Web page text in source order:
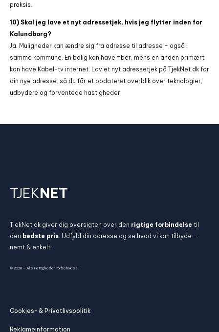
praksis.
10) Skal jeg lave et nyt adressetjek, hvis jeg flytter inden for
Kalundborg?
Ja. Muligheder kan ændre sig fra adresse til adresse – også i
samme kommune. En bolig kan have fiber, mens en anden primært
kan have Kabel-tv internet. Lav et nyt adressetjek på TjekNet.dk for
din nye adresse, så du får et opdateret overblik over teknologier,
udbydere og forventede hastigheder.
TJEKNET
TjekNet.dk giver dig oversigten over den rigtige forbindelse til
den bedste pris. Udfyld din adresse og se hvad vi kan tilbyde -
nemt & enkelt.
© 2026 - Alle rettigheder forbeholdes.
Cookies- & Privatlivspolitik
Reklameinformation